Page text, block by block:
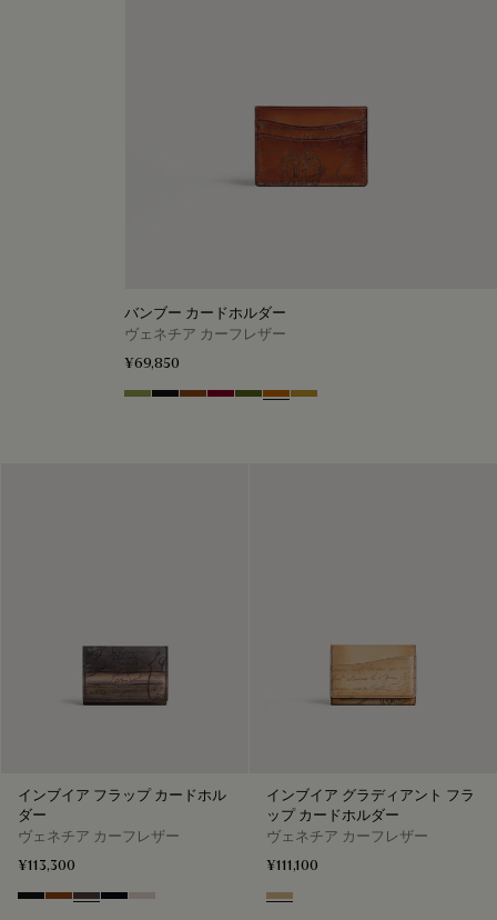
バンブー カードホルダー
ヴェネチア カーフレザー
¥69,850
WillowNero Grigio
Cacao Intenso
Light Saint Emilion
Nero Caviar
Arancio Vermiglio
Mustard
インブイア フラップ カードホル
ダー
ヴェネチア カーフレザー
¥113,300
Nero Grigio
Cacao Intenso
AuroraAtlantide
Gris
インブイア グラディアント フラ
ップ カードホルダー
ヴェネチア カーフレザー
¥111,100
Miraggio